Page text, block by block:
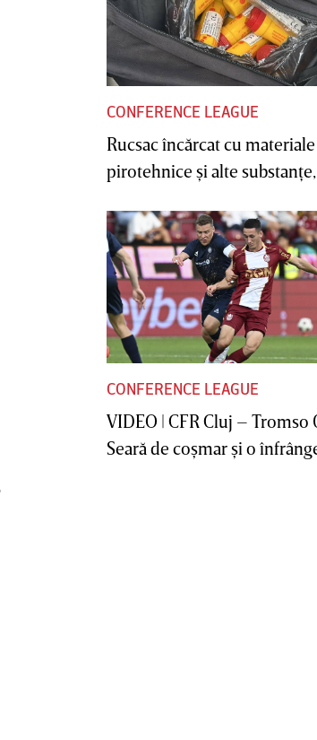
CONFERENCE LEAGUE
Rucsac încărcat cu materiale
pirotehnice şi alte substanţe,
CONFERENCE LEAGUE
VIDEO | CFR Cluj – Tromso
Seară de coşmar şi o